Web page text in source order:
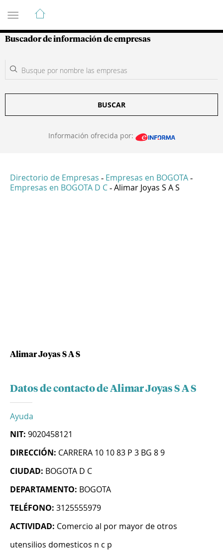
Guía de Empresas Colombianas
Buscador de información de empresas
BUSCAR
Información ofrecida por:
Directorio de Empresas - Empresas en BOGOTA -
Empresas en BOGOTA D C - Alimar Joyas S A S
Alimar Joyas S A S
Datos de contacto de Alimar Joyas S A S
Ayuda
NIT: 9020458121
DIRECCIÓN: CARRERA 10 10 83 P 3 BG 8 9
CIUDAD: BOGOTA D C
DEPARTAMENTO: BOGOTA
TELÉFONO: 3125555979
ACTIVIDAD: Comercio al por mayor de otros
utensilios domesticos n c p